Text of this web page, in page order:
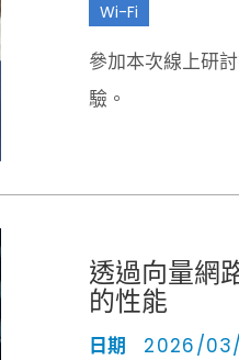
Wi-Fi
參加本次線上研
驗。
透過向量網
的性能
日期 2026/